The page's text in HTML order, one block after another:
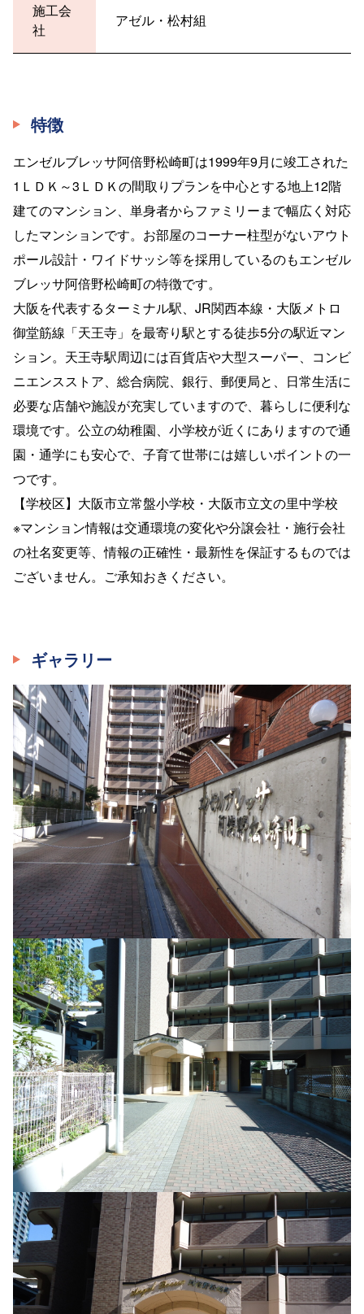
施工会
社
アゼル・松村組
特徴
エンゼルブレッサ阿倍野松崎町は1999年9月に竣工された
1ＬＤＫ～3ＬＤＫの間取りプランを中心とする地上12階
建てのマンション、単身者からファミリーまで幅広く対応
したマンションです。お部屋のコーナー柱型がないアウト
ポール設計・ワイドサッシ等を採用しているのもエンゼル
ブレッサ阿倍野松崎町の特徴です。
大阪を代表するターミナル駅、JR関西本線・大阪メトロ
御堂筋線「天王寺」を最寄り駅とする徒歩5分の駅近マン
ション。天王寺駅周辺には百貨店や大型スーパー、コンビ
ニエンスストア、総合病院、銀行、郵便局と、日常生活に
必要な店舗や施設が充実していますので、暮らしに便利な
環境です。公立の幼稚園、小学校が近くにありますので通
園・通学にも安心で、子育て世帯には嬉しいポイントの一
つです。
【学校区】大阪市立常盤小学校・大阪市立文の里中学校
※マンション情報は交通環境の変化や分譲会社・施行会社
の社名変更等、情報の正確性・最新性を保証するものでは
ございません。ご承知おきください。
ギャラリー